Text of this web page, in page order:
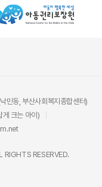
동, 부산사회복지종합센터)
크는 아이)
RIGHTS RESERVED.